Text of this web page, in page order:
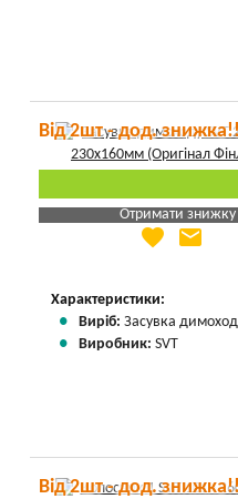
Від 2шт - дод.
Отримати знижку
Яка Ваша ціна
favorite email
Характеристики:
Виріб: Засувка
Виробник: SVT
Від 2шт - дод.